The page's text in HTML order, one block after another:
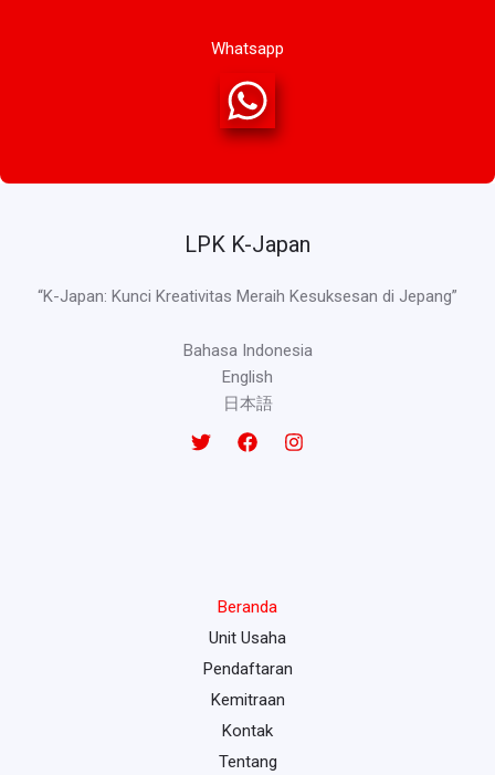
Whatsapp
LPK K-Japan
“K-Japan: Kunci Kreativitas Meraih Kesuksesan di Jepang”
Bahasa Indonesia
English
日本語
Beranda
Unit Usaha
Pendaftaran
Kemitraan
Kontak
Tentang